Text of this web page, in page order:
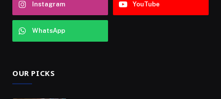
Instagram YouTube
WhatsApp
OUR PICKS